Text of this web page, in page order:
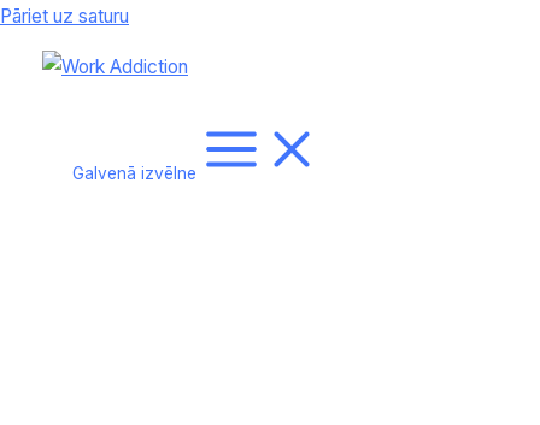
Pāriet uz saturu
Galvenā izvēlne